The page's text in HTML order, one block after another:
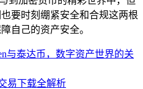
要时刻绷紧安全和合规这两根
自己的资产安全。
与泰达币，数字资产世界的关
易下载全解析